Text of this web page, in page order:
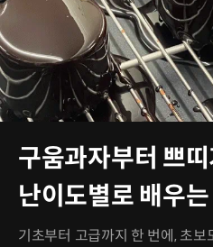
구움과자부터 쁘
난이도별로 배우는
기초부터 고급까지 한 번에, 초